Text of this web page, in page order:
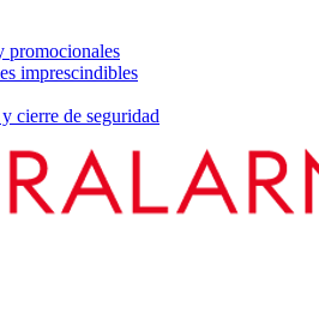
promocionales
imprescindibles
cierre de seguridad